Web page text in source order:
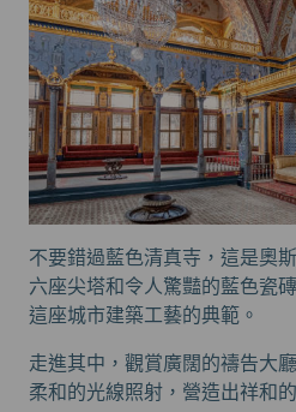
不要錯過藍色清真寺，這是奧
六座尖塔和令人驚豔的藍色瓷
這座城市建築工藝的典範。
走進其中，觀賞廣闊的禱告大
柔和的光線照射，營造出祥和